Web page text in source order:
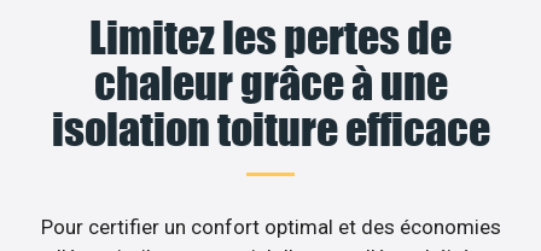
Limitez les pertes de
chaleur grâce à une
isolation toiture efficace
Pour certifier un confort optimal et des économies